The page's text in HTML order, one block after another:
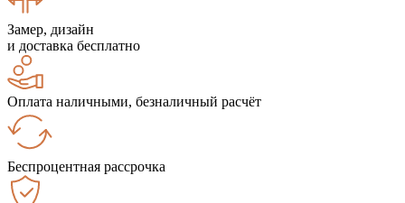
Замер, дизайн
и доставка бесплатно
Оплата наличными, безналичный расчёт
Беспроцентная рассрочка